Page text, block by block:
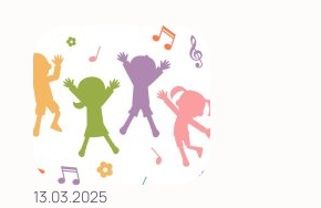
на Домодедовской
на Коломенской
в Московской
области
13.03.2025